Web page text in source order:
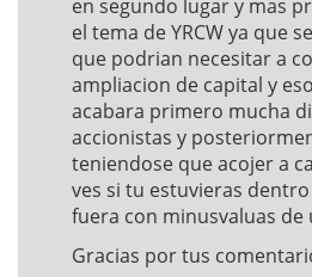
en segundo lugar y mas
el tema de YRCW ya que
que podrian necesitar a
ampliacion de capital y
acabara primero mucha
accionistas y
teniendose que acojer a
ves si tu estuvieras
fuera con minusvaluas de
Gracias por tus